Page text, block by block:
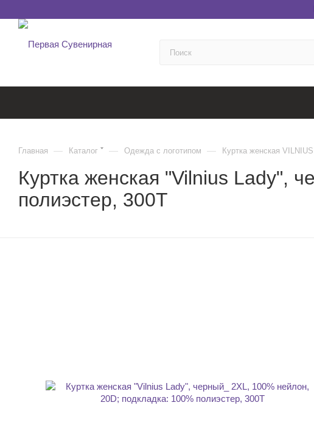
Главная — Каталог — Одежда с логотипом — Куртка женская
Куртка женская "Vilnius Lady",
полиэстер, 300T